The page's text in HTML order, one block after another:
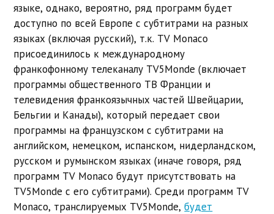
языке, однако, вероятно, ряд программ будет
доступно по всей Европе с субтитрами на разных
языках (включая русский), т.к. TV Monaco
присоединилось к международному
франкофонному телеканалу TV5Monde (включает
программы общественного ТВ Франции и
телевидения франкоязычных частей Швейцарии,
Бельгии и Канады), который передает свои
программы на французском с субтитрами на
английском, немецком, испанском, нидерландском,
русском и румынском языках (иначе говоря, ряд
программ TV Monaco будут присутствовать на
TV5Monde с его субтитрами). Среди программ TV
Monaco, транслируемых TV5Monde,будет